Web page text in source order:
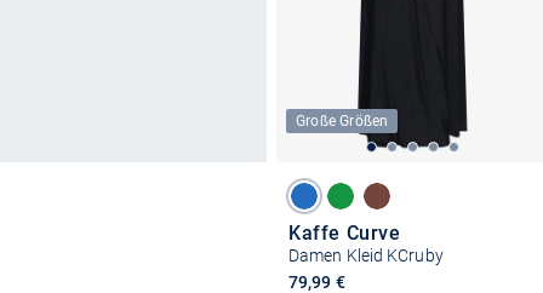
Große Größen
Kaffe Curve
Damen Kleid KCruby
79,99 €